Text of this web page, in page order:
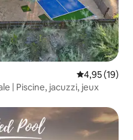
Évaluation
4,95 (19)
| Piscine, jacuzzi, jeux